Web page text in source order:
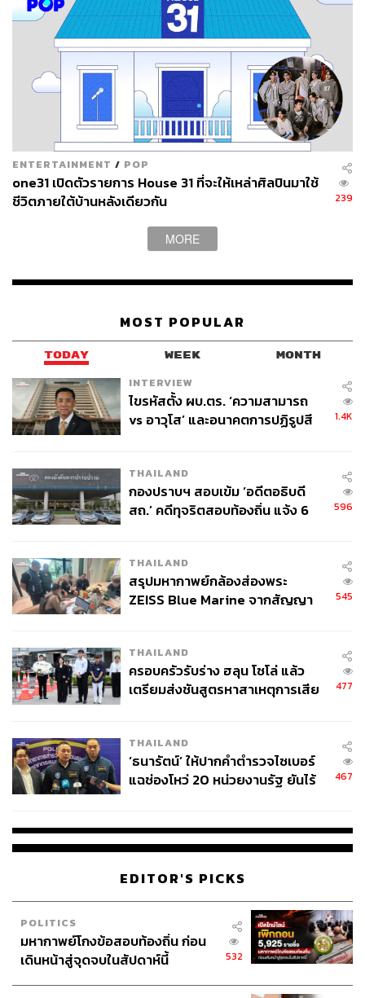
ENTERTAINMENT / POP
one31 เปิดตัวรายการ House 31 ที่จะให้เหล่าศิลปินมาใช้
ชีวิตภายใต้บ้านหลังเดียวกัน
239
MORE
MOST POPULAR
TODAY WEEK MONTH
INTERVIEW
ไขรหัสตั้ง ผบ.ตร. ‘ความสามารถ
vs อาวุโส’ และอนาคตการปฏิรูปสี
1.4K
THAILAND
กองปราบฯ สอบเข้ม ‘อดีตอธิบดี
สถ.’ คดีทุจริตสอบท้องถิ่น แจ้ง 6
596
THAILAND
สรุปมหากาพย์กล้องส่องพระ
ZEISS Blue Marine จากสัญญา
จ่ายหนี้-แอบระบุแบรนด์
545
THAILAND
ครอบครัวรับร่าง ฮลุน โซโล่ แล้ว
เตรียมส่งชันสูตรหาสาเหตุการเสีย
477
THAILAND
‘ธนารัตน์’ ให้ปากคำตำรวจไซเบอร์
แฉช่องโหว่ 20 หน่วยงานรัฐ ยันไร้
467
EDITOR'S PICKS
POLITICS
มหากาพย์โกงข้อสอบท้องถิ่น ก่อน
เดินหน้าสู่จุดจบในสัปดาห์นี้
532